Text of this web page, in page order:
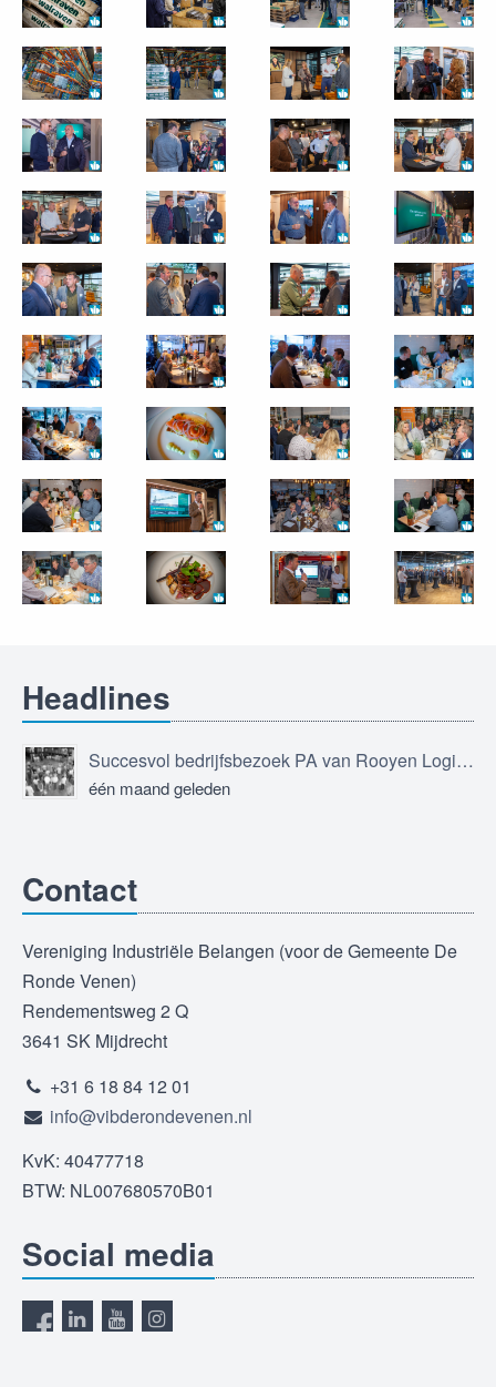
Headlines
Succesvol bedrijfsbezoek PA van Rooyen Logistics
één maand geleden
Contact
Vereniging Industriële Belangen (voor de Gemeente De
Ronde Venen)
Rendementsweg 2 Q
3641 SK Mijdrecht
+31 6 18 84 12 01
info@vibderondevenen.nl
KvK: 40477718
BTW: NL007680570B01
Social media